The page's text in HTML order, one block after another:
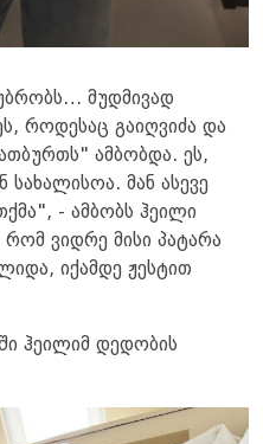
მუდმივად
როდესაც გაიღვიძა და
ამბობდა. ეს,
მან ასევე
- ამბობს ჰეილი
ვიდრე მისი პატარა
იქამდე ჟესტით
ჰეილიმ დედობის